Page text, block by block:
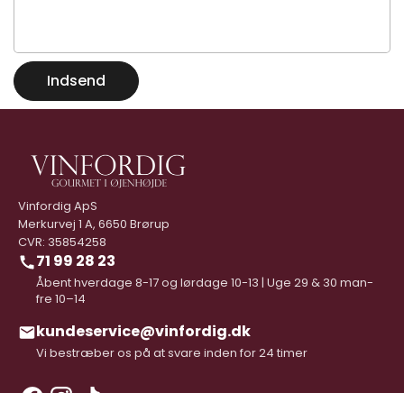
Indsend
Vinfordig ApS
Merkurvej 1 A, 6650 Brørup
CVR: 35854258
71 99 28 23
Åbent hverdage 8-17 og lørdage 10-13 | Uge 29 & 30 man-
fre 10–14
kundeservice@vinfordig.dk
Vi bestræber os på at svare inden for 24 timer